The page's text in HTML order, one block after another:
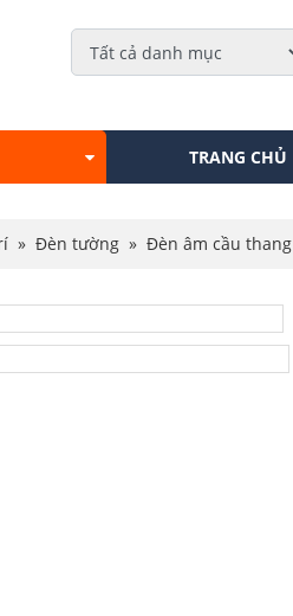
TRANG CHỦ
» Đèn tường » Đèn âm cầu thang